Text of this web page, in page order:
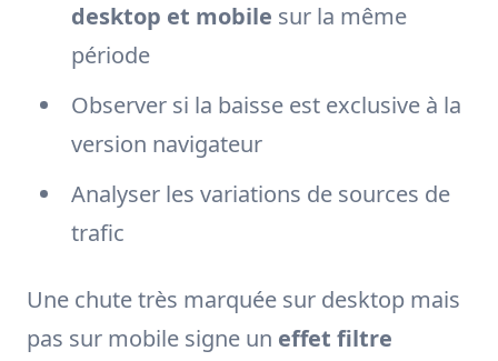
desktop et mobile sur la même
période
Observer si la baisse est exclusive à la
version navigateur
Analyser les variations de sources de
trafic
Une chute très marquée sur desktop mais
pas sur mobile signe un effet filtre